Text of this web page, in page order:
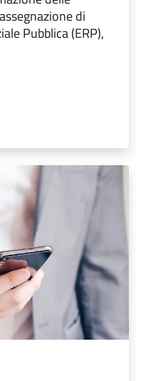
di
Pubblica (ERP),